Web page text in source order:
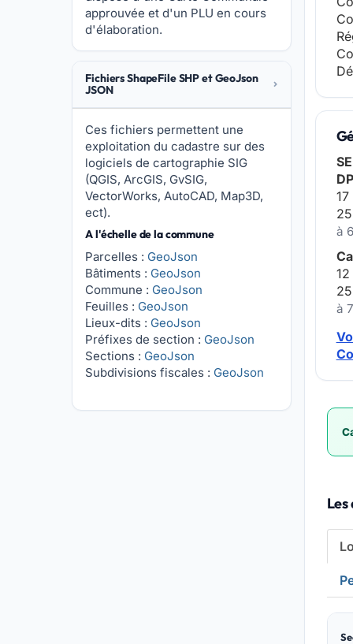
approuvée et d'un PLU en cours
d'élaboration.
Fichiers ShapeFile SHP et GeoJson
JSON
Ces fichiers permettent une
exploitation du cadastre sur des
logiciels de cartographie SIG
(QGIS, ArcGIS, GvSIG,
VectorWorks, AutoCAD, Map3D,
ect).
A l'échelle de la commune
Parcelles : GeoJson
Bâtiments : GeoJson
Commune : GeoJson
Feuilles : GeoJson
Lieux-dits : GeoJson
Préfixes de section : GeoJson
Sections : GeoJson
Subdivisions fiscales : GeoJson
à
à